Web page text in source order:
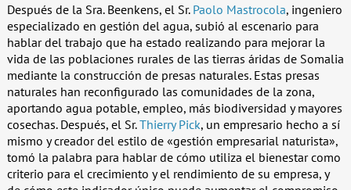
Después de la Sra. Beenkens, el Sr. Paolo Mastrocola, ingeniero
especializado en gestión del agua, subió al escenario para
hablar del trabajo que ha estado realizando para mejorar la
vida de las poblaciones rurales de las tierras áridas de Somalia
mediante la construcción de presas naturales. Estas presas
naturales han reconfigurado las comunidades de la zona,
aportando agua potable, empleo, más biodiversidad y mayores
cosechas. Después, el Sr.Thierry Pick, un empresario hecho a sí
mismo y creador del estilo de «gestión empresarial naturista»,
tomó la palabra para hablar de cómo utiliza el bienestar como
criterio para el crecimiento y el rendimiento de su empresa, y